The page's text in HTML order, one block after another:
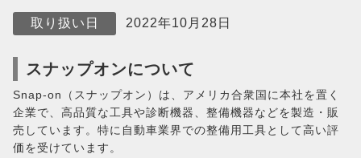
取り扱い日 2022年10月28日
スナップオンについて
Snap-on（スナップオン）は、アメリカ合衆国に本社を置く
企業で、高品質な工具や診断機器、整備機器などを製造・販
売しています。特に自動車業界での整備用工具として高い評
価を受けています。